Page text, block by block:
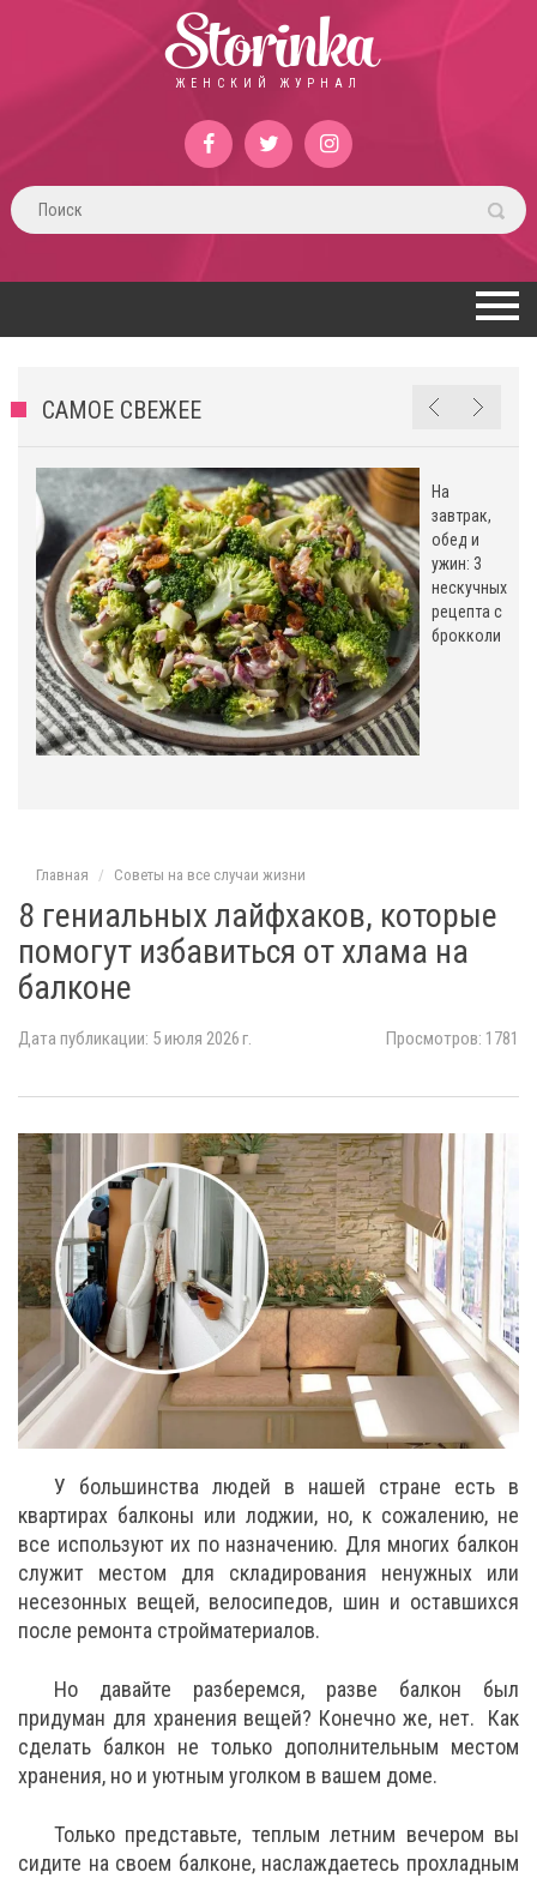
Storinka
ЖЕНСКИЙ ЖУРНАЛ
САМОЕ СВЕЖЕЕ
На
завтрак,
обед и
ужин: 3
нескучных
рецепта с
брокколи
Главная Советы на все случаи жизни
8 гениальных лайфхаков, которые
помогут избавиться от хлама на
балконе
Дата публикации: 5 июля 2026 г. Просмотров: 1781
У большинства людей в нашей стране есть в
квартирах балконы или лоджии, но, к сожалению, не
все используют их по назначению. Для многих балкон
служит местом для складирования ненужных или
несезонных вещей, велосипедов, шин и оставшихся
после ремонта стройматериалов.
Но давайте разберемся, разве балкон был
придуман для хранения вещей? Конечно же, нет. Как
сделать балкон не только дополнительным местом
хранения, но и уютным уголком в вашем доме.
Только представьте, теплым летним вечером вы
сидите на своем балконе, наслаждаетесь прохладным